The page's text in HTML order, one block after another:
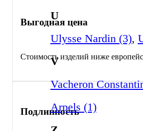
U
Ulysse Nardin (3),
V
Vacheron
Arpels (1)
Выгодная цена
Стоимость изделий ниже
Подлинность